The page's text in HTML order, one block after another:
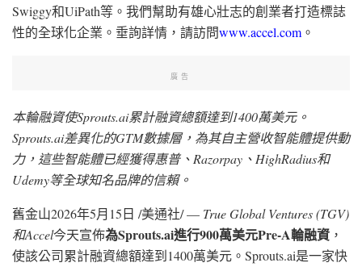
Swiggy和UiPath等。我們幫助有雄心壯志的創業者打造標誌
性的全球化企業。垂詢詳情，請訪問www.accel.com 。
廣告
本輪融資使Sprouts.ai累計融資總額達到1400萬美元。
Sprouts.ai差異化的GTM數據層，為其自主營收智能體提供動
力，這些智能體已經獲得惠普、Razorpay、HighRadius和
Udemy等全球知名品牌的信賴。
舊金山2026年5月15日 /美通社/ — True Global Ventures (TGV)
和Accel今天宣佈為Sprouts.ai進行900萬美元Pre-A輪融資 ，
使該公司累計融資總額達到1400萬美元。Sprouts.ai是一家快